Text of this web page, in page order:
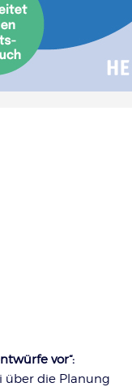
vor“:
über die Planung